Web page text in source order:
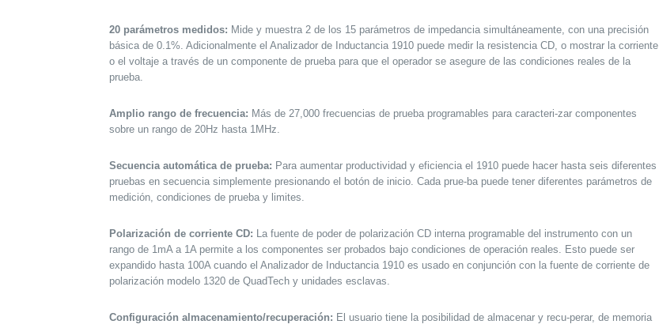
20 parámetros medidos: Mide y muestra 2 de los 15 parámetros de impedancia simultáneamente, con una precisión
básica de 0.1%. Adicionalmente el Analizador de Inductancia 1910 puede medir la resistencia CD, o mostrar la corriente
o el voltaje a través de un componente de prueba para que el operador se asegure de las condiciones reales de la
prueba.
Amplio rango de frecuencia: Más de 27,000 frecuencias de prueba programables para caracteri-zar componentes
sobre un rango de 20Hz hasta 1MHz.
Secuencia automática de prueba: Para aumentar productividad y eficiencia el 1910 puede hacer hasta seis diferentes
pruebas en secuencia simplemente presionando el botón de inicio. Cada prue-ba puede tener diferentes parámetros de
medición, condiciones de prueba y limites.
Polarización de corriente CD: La fuente de poder de polarización CD interna programable del instrumento con un
rango de 1mA a 1A permite a los componentes ser probados bajo condiciones de operación reales. Esto puede ser
expandido hasta 100A cuando el Analizador de Inductancia 1910 es usado en conjunción con la fuente de corriente de
polarización modelo 1320 de QuadTech y unidades esclavas.
Configuración almacenamiento/recuperación: El usuario tiene la posibilidad de almacenar y recu-perar, de memoria